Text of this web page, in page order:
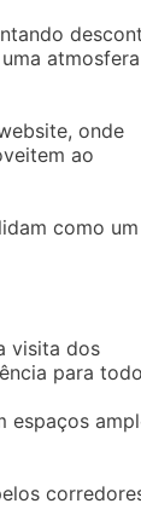
atmosfera
onde
ao
como um
visita dos
para
espaços